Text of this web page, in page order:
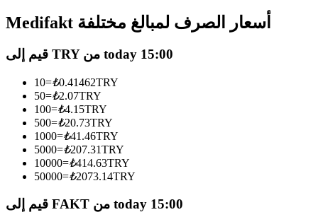
نسخ التداول
كن متداول نسخ
استمتع بتقاسم الأرباح وعمولات نسخ التداول
Medifakt أسعار الصرف لمبالغ مختلفة
قيم إلى TRY من today 15:00
10=₺0.41462TRY
50=₺2.07TRY
100=₺4.15TRY
500=₺20.73TRY
1000=₺41.46TRY
5000=₺207.31TRY
10000=₺414.63TRY
50000=₺2073.14TRY
قيم إلى FAKT من today 15:00